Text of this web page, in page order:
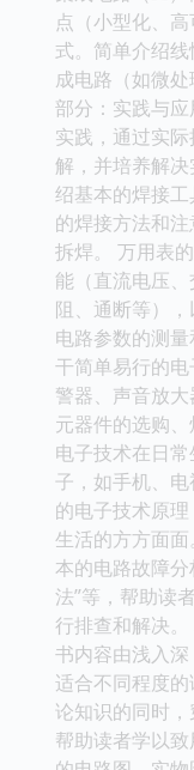
点（小型化、
式。简单介绍
成电路（如微
部分：实践与
实践，通过实
解，并培养解
绍基本的焊接
的焊接方法和
拆焊。 万用表
能（直流电压
阻、通断等）
电路参数的测
干简单易行的
警器、声音放
元器件的选购、
电子技术在日
子，如手机、
的电子技术原
生活的方方面
本的电路故障
法”等，帮助读
行排查和解决
书内容由浅入
适合不同程度
论知识的同时
帮助读者学以